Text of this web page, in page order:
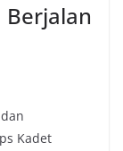
Berjalan
Kadet